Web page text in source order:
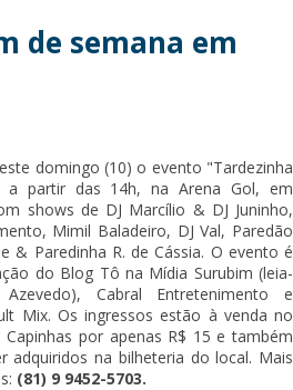
de semana em
domingo (10) o evento "Tardezinha
a partir das 14h, na Arena Gol, em
shows de DJ Marcílio & DJ Juninho,
Mimil Baladeiro, DJ Val, Paredão
& Paredinha R. de Cássia. O evento é
do Blog Tô na Mídia Surubim (leia-
Cabral Entretenimento e
Mix. Os ingressos estão à venda no
Capinhas por apenas R$ 15 e também
adquiridos na bilheteria do local. Mais
(81) 9 9452-5703.